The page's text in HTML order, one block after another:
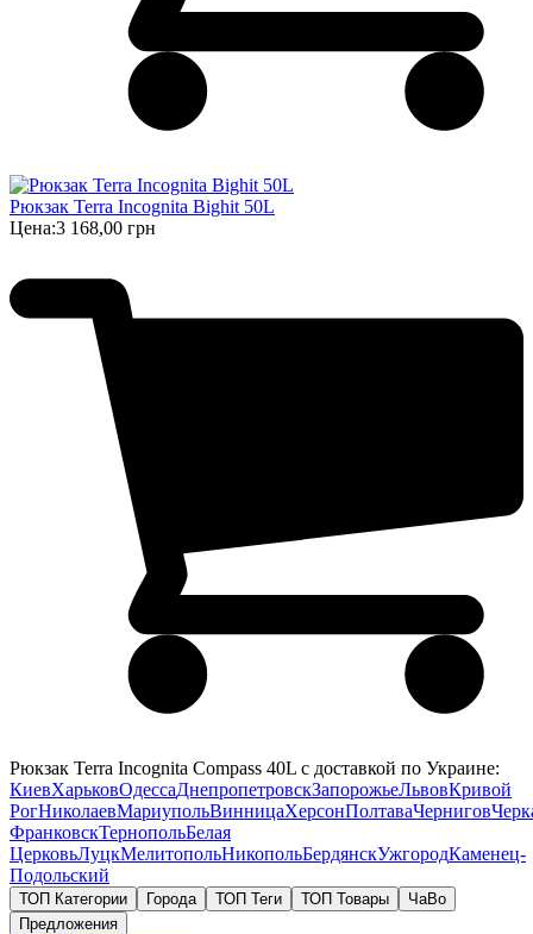
Рюкзак Terra Incognita Bighit 50L
Цена:3 168,00 грн
Рюкзак Terra Incognita Compass 40L с доставкой по Украине:
КиевХарьковОдессаДнепропетровскЗапорожьеЛьвовКривой
РогНиколаевМариупольВинницаХерсонПолтаваЧернигов
ФранковскТернопольБелая
ЦерковьЛуцкМелитопольНикопольБердянскУжгородКаменец-
Подольский
ТОП Категории Города ТОП Теги ТОП Товары
ЧаВо
Предложения